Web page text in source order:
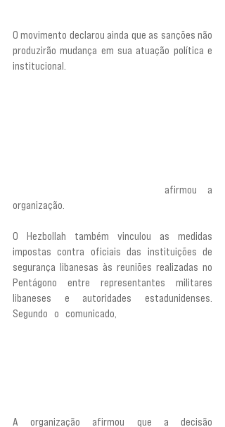
O movimento declarou ainda que as sanções não
produzirão mudança em sua atuação política e
institucional.
afirmou a
organização.
O Hezbollah também vinculou as medidas
impostas contra oficiais das instituições de
segurança libanesas às reuniões realizadas no
Pentágono entre representantes militares
libaneses e autoridades estadunidenses.
Segundo o comunicado,
A organização afirmou que a decisão